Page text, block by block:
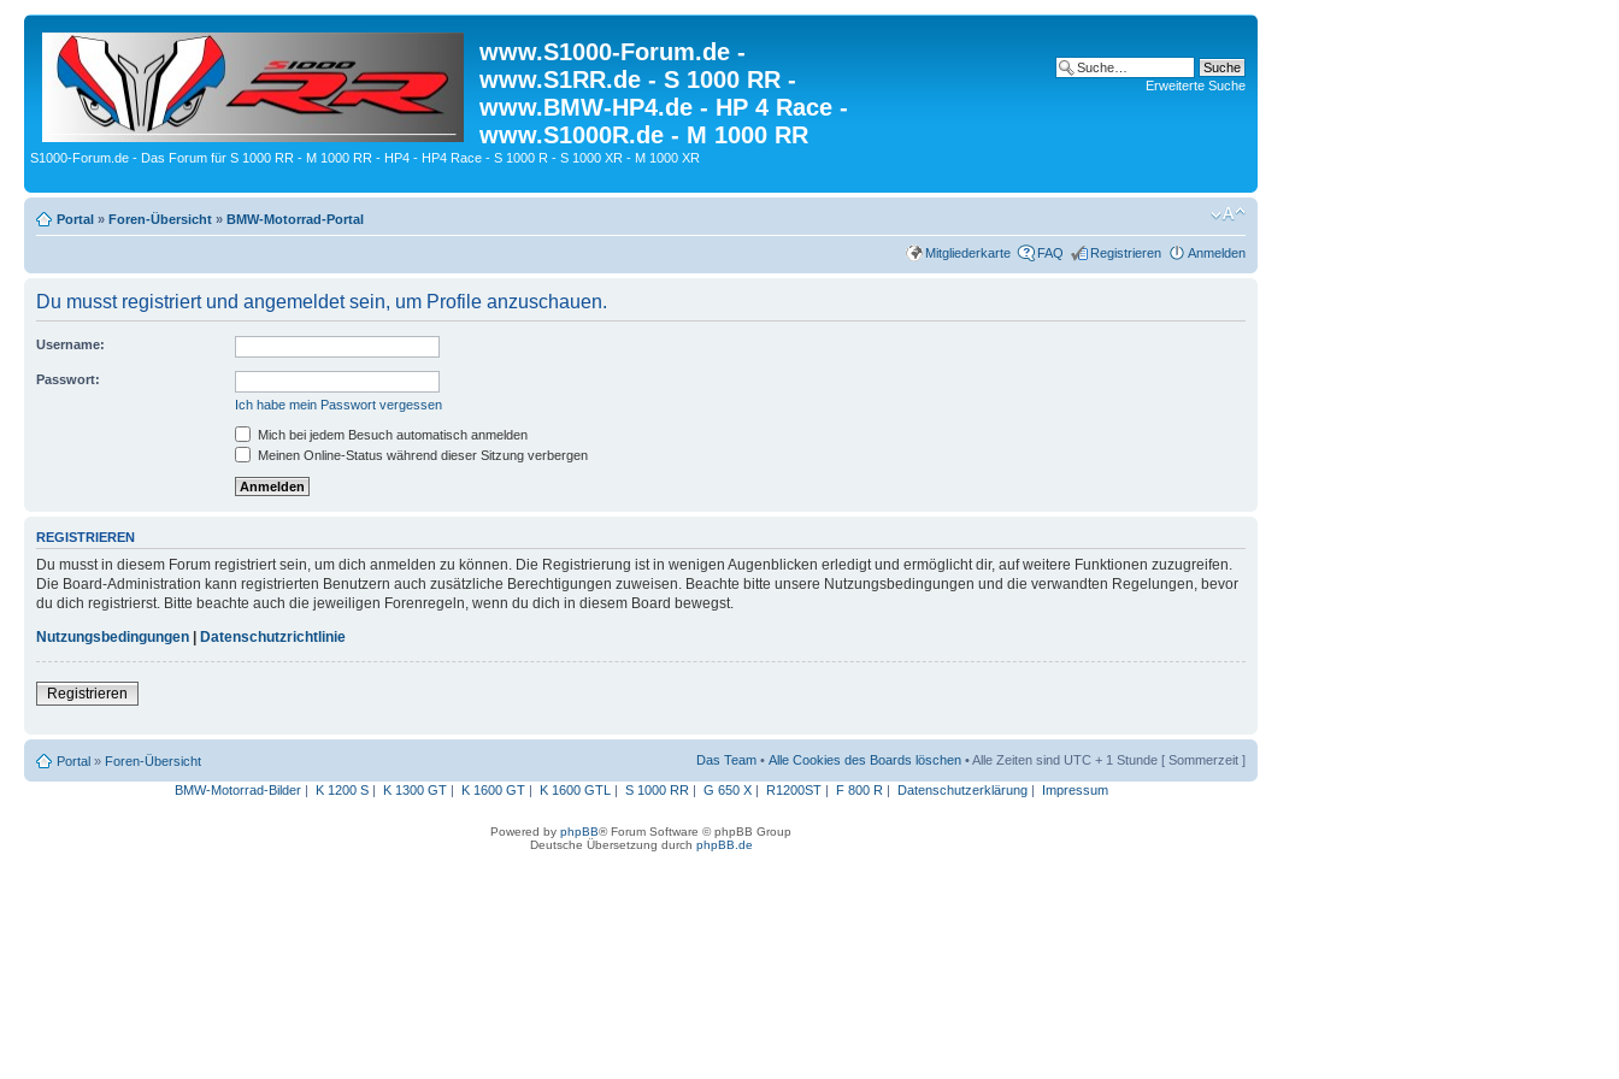
www.S1000-Forum.de -
www.S1RR.de - S 1000 RR -
www.BMW-HP4.de - HP 4 Race -
www.S1000R.de - M 1000 RR
S1000-Forum.de - Das Forum für S 1000 RR - M 1000 RR - HP4 - HP4 Race - S 1000 R - S 1000 XR - M 1000 XR
Erweiterte Suche
Portal » Foren-Übersicht » BMW-Motorrad-Portal
Mitgliederkarte FAQ Registrieren Anmelden
Du musst registriert und angemeldet sein, um Profile anzuschauen.
Username:
Passwort:
Ich habe mein Passwort vergessen
Mich bei jedem Besuch automatisch anmelden
Meinen Online-Status während dieser Sitzung verbergen
REGISTRIEREN
Du musst in diesem Forum registriert sein, um dich anmelden zu können. Die Registrierung ist in wenigen Augenblicken erledigt und ermöglicht dir, auf weitere Funktionen zuzugreifen.
Die Board-Administration kann registrierten Benutzern auch zusätzliche Berechtigungen zuweisen. Beachte bitte unsere Nutzungsbedingungen und die verwandten Regelungen, bevor
du dich registrierst. Bitte beachte auch die jeweiligen Forenregeln, wenn du dich in diesem Board bewegst.
Nutzungsbedingungen
Datenschutzrichtlinie
Registrieren
Portal » Foren-Übersicht Das Team • Alle Cookies des Boards löschen • Alle Zeiten sind UTC + 1 Stunde [ Sommerzeit ]
BMW-Motorrad-Bilder| K 1200 S| K 1300 GT| K 1600 GT| K 1600 GTL | S 1000 RR | G 650 X| R1200ST| F 800 R | Datenschutzerklärung| Impressum
Powered by phpBB® Forum Software © phpBB Group
Deutsche Übersetzung durch phpBB.de